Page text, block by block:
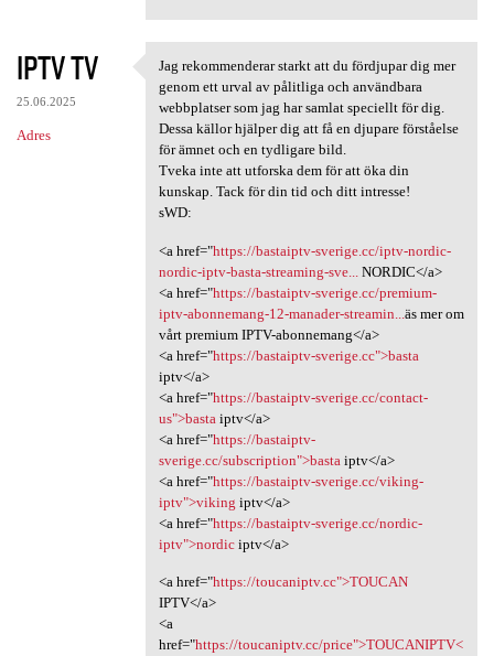
IPTV TV
25.06.2025
Adres
Jag rekommenderar starkt att
Jag rekommenderar starkt att du fördjupar dig mer
genom ett urval av pålitliga och användbara
webbplatser som jag har samlat speciellt för dig.
Dessa källor hjälper dig att få en djupare förståelse
för ämnet och en tydligare bild.
Tveka inte att utforska dem för att öka din
kunskap. Tack för din tid och ditt intresse!
sWD:
<a href="https://bastaiptv-sverige.cc/iptv-nordic-
nordic-iptv-basta-streaming-sve...
NORDIC</a>
<a href="https://bastaiptv-sverige.cc/premium-
iptv-abonnemang-12-manader-streamin... äs mer om
vårt premium IPTV-abonnemang</a>
<a href="https://bastaiptv-sverige.cc">basta
iptv</a>
<a href="https://bastaiptv-sverige.cc/contact-
us">basta iptv</a>
<a href="https://bastaiptv-
sverige.cc/subscription">basta iptv</a>
<a href="https://bastaiptv-sverige.cc/viking-
iptv">viking iptv</a>
<a href="https://bastaiptv-sverige.cc/nordic-
iptv">nordiciptv</a>
<a href="https://toucaniptv.cc">TOUCAN
IPTV</a>
<a
href="https://toucaniptv.cc/price">TOUCANIPTV<